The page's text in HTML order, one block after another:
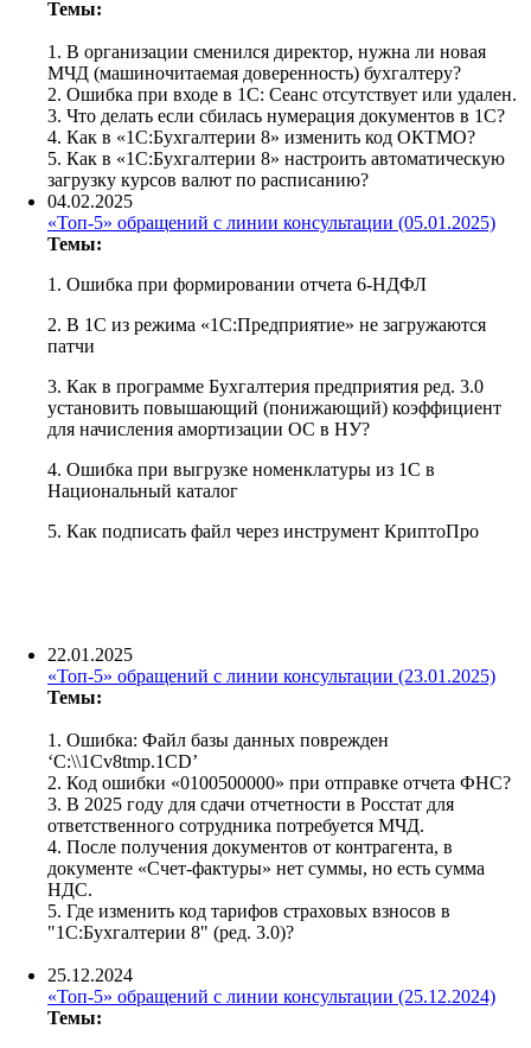
Темы:
1. В организации сменился директор, нужна ли новая
МЧД (машиночитаемая доверенность) бухгалтеру?
2. Ошибка при входе в 1С: Сеанс отсутствует или удален.
3. Что делать если сбилась нумерация документов в 1С?
4. Как в «1С:Бухгалтерии 8» изменить код ОКТМО?
5. Как в «1С:Бухгалтерии 8» настроить автоматическую
загрузку курсов валют по расписанию?
04.02.2025
«Топ-5» обращений с линии консультации (05.01.2025)
Темы:
1. Ошибка при формировании отчета 6-НДФЛ
2. В 1С из режима «1С:Предприятие» не загружаются
патчи
3. Как в программе Бухгалтерия предприятия ред. 3.0
установить повышающий (понижающий) коэффициент
для начисления амортизации ОС в НУ?
4. Ошибка при выгрузке номенклатуры из 1С в
Национальный каталог
5. Как подписать файл через инструмент КриптоПро
22.01.2025
«Топ-5» обращений с линии консультации (23.01.2025)
Темы:
1. Ошибка: Файл базы данных поврежден
‘C:\\1Cv8tmp.1CD’
2. Код ошибки «0100500000» при отправке отчета ФНС?
3. В 2025 году для сдачи отчетности в Росстат для
ответственного сотрудника потребуется МЧД.
4. После получения документов от контрагента, в
документе «Счет-фактуры» нет суммы, но есть сумма
НДС.
5. Где изменить код тарифов страховых взносов в
"1С:Бухгалтерии 8" (ред. 3.0)?
25.12.2024
«Топ-5» обращений с линии консультации (25.12.2024)
Темы: